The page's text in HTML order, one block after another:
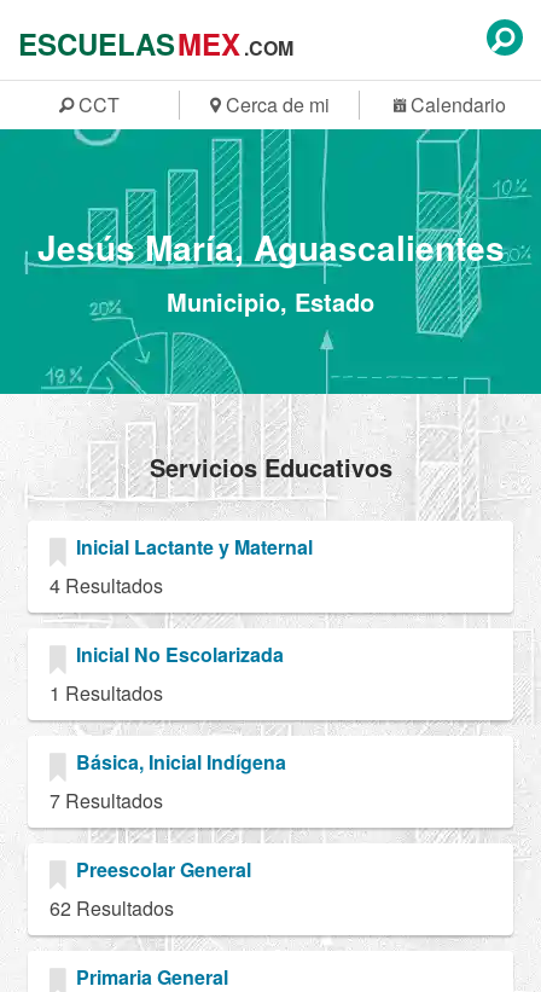
ESCUELASMEX.COM
CCT Cerca de mi Calendario
Jesús María, Aguascalientes
Municipio, Estado
Servicios Educativos
Inicial Lactante y Maternal
4 Resultados
Inicial No Escolarizada
1 Resultados
Básica, Inicial Indígena
7 Resultados
Preescolar General
62 Resultados
Primaria General